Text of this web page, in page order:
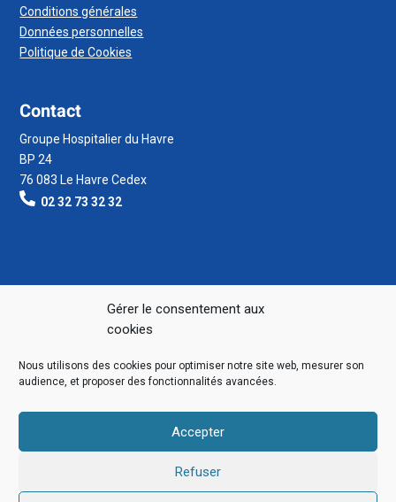
Gérer le consentement aux
cookies
Nous utilisons des cookies pour optimiser notre site web, mesurer son
audience, et proposer des fonctionnalités avancées.
Accepter
Refuser
Conditions générales
Données personnelles
Politique de Cookies
Contact
Groupe Hospitalier du Havre
BP 24
76 083 Le Havre Cedex
02 32 73 32 32